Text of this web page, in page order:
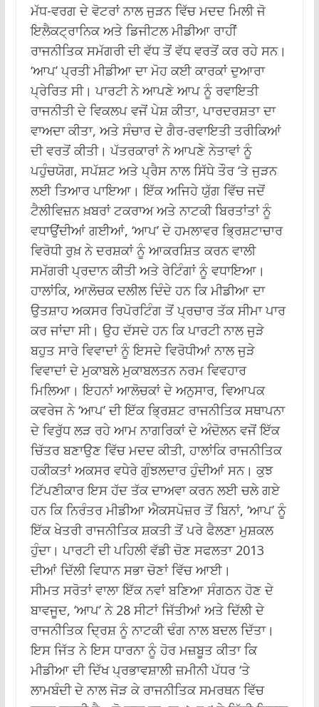
ਮੱਧ-ਵਰਗ ਦੇ ਵੋਟਰਾਂ ਨਾਲ ਜੁੜਨ ਵਿੱਚ ਮਦਦ ਮਿਲੀ ਜੋ
ਇਲੈਕਟ੍ਰਾਨਿਕ ਅਤੇ ਡਿਜੀਟਲ ਮੀਡੀਆ ਰਾਹੀਂ
ਰਾਜਨੀਤਿਕ ਸਮੱਗਰੀ ਦੀ ਵੱਧ ਤੋਂ ਵੱਧ ਵਰਤੋਂ ਕਰ ਰਹੇ ਸਨ।
‘ਆਪ’ ਪ੍ਰਤੀ ਮੀਡੀਆ ਦਾ ਮੋਹ ਕਈ ਕਾਰਕਾਂ ਦੁਆਰਾ
ਪ੍ਰੇਰਿਤ ਸੀ। ਪਾਰਟੀ ਨੇ ਆਪਣੇ ਆਪ ਨੂੰ ਰਵਾਇਤੀ
ਰਾਜਨੀਤੀ ਦੇ ਵਿਕਲਪ ਵਜੋਂ ਪੇਸ਼ ਕੀਤਾ, ਪਾਰਦਰਸ਼ਤਾ ਦਾ
ਵਾਅਦਾ ਕੀਤਾ, ਅਤੇ ਸੰਚਾਰ ਦੇ ਗੈਰ-ਰਵਾਇਤੀ ਤਰੀਕਿਆਂ
ਦੀ ਵਰਤੋਂ ਕੀਤੀ। ਪੱਤਰਕਾਰਾਂ ਨੇ ਆਪਣੇ ਨੇਤਾਵਾਂ ਨੂੰ
ਪਹੁੰਚਯੋਗ, ਸਪੱਸ਼ਟ ਅਤੇ ਪ੍ਰੈਸ ਨਾਲ ਸਿੱਧੇ ਤੌਰ ‘ਤੇ ਜੁੜਨ
ਲਈ ਤਿਆਰ ਪਾਇਆ। ਇੱਕ ਅਜਿਹੇ ਯੁੱਗ ਵਿੱਚ ਜਦੋਂ
ਟੈਲੀਵਿਜ਼ਨ ਖ਼ਬਰਾਂ ਟਕਰਾਅ ਅਤੇ ਨਾਟਕੀ ਬਿਰਤਾਂਤਾਂ ਨੂੰ
ਵਧਾਉਂਦੀਆਂ ਗਈਆਂ, ‘ਆਪ’ ਦੇ ਹਮਲਾਵਰ ਭ੍ਰਿਸ਼ਟਾਚਾਰ
ਵਿਰੋਧੀ ਰੁਖ਼ ਨੇ ਦਰਸ਼ਕਾਂ ਨੂੰ ਆਕਰਸ਼ਿਤ ਕਰਨ ਵਾਲੀ
ਸਮੱਗਰੀ ਪ੍ਰਦਾਨ ਕੀਤੀ ਅਤੇ ਰੇਟਿੰਗਾਂ ਨੂੰ ਵਧਾਇਆ।
ਹਾਲਾਂਕਿ, ਆਲੋਚਕ ਦਲੀਲ ਦਿੰਦੇ ਹਨ ਕਿ ਮੀਡੀਆ ਦਾ
ਉਤਸ਼ਾਹ ਅਕਸਰ ਰਿਪੋਰਟਿੰਗ ਤੋਂ ਪ੍ਰਚਾਰ ਤੱਕ ਸੀਮਾ ਪਾਰ
ਕਰ ਜਾਂਦਾ ਸੀ। ਉਹ ਦੱਸਦੇ ਹਨ ਕਿ ਪਾਰਟੀ ਨਾਲ ਜੁੜੇ
ਬਹੁਤ ਸਾਰੇ ਵਿਵਾਦਾਂ ਨੂੰ ਇਸਦੇ ਵਿਰੋਧੀਆਂ ਨਾਲ ਜੁੜੇ
ਵਿਵਾਦਾਂ ਦੇ ਮੁਕਾਬਲੇ ਮੁਕਾਬਲਤਨ ਨਰਮ ਵਿਵਹਾਰ
ਮਿਲਿਆ। ਇਹਨਾਂ ਆਲੋਚਕਾਂ ਦੇ ਅਨੁਸਾਰ, ਵਿਆਪਕ
ਕਵਰੇਜ ਨੇ ‘ਆਪ’ ਦੀ ਇੱਕ ਭ੍ਰਿਸ਼ਟ ਰਾਜਨੀਤਿਕ ਸਥਾਪਨਾ
ਦੇ ਵਿਰੁੱਧ ਲੜ ਰਹੇ ਆਮ ਨਾਗਰਿਕਾਂ ਦੇ ਅੰਦੋਲਨ ਵਜੋਂ ਇੱਕ
ਚਿੱਤਰ ਬਣਾਉਣ ਵਿੱਚ ਮਦਦ ਕੀਤੀ, ਹਾਲਾਂਕਿ ਰਾਜਨੀਤਿਕ
ਹਕੀਕਤਾਂ ਅਕਸਰ ਵਧੇਰੇ ਗੁੰਝਲਦਾਰ ਹੁੰਦੀਆਂ ਸਨ। ਕੁਝ
ਟਿੱਪਣੀਕਾਰ ਇਸ ਹੱਦ ਤੱਕ ਦਾਅਵਾ ਕਰਨ ਲਈ ਚਲੇ ਗਏ
ਹਨ ਕਿ ਨਿਰੰਤਰ ਮੀਡੀਆ ਐਕਸਪੋਜ਼ਰ ਤੋਂ ਬਿਨਾਂ, ‘ਆਪ’ ਨੂੰ
ਇੱਕ ਖੇਤਰੀ ਰਾਜਨੀਤਿਕ ਸ਼ਕਤੀ ਤੋਂ ਪਰੇ ਫੈਲਣਾ ਮੁਸ਼ਕਲ
ਹੁੰਦਾ। ਪਾਰਟੀ ਦੀ ਪਹਿਲੀ ਵੱਡੀ ਚੋਣ ਸਫਲਤਾ 2013
ਦੀਆਂ ਦਿੱਲੀ ਵਿਧਾਨ ਸਭਾ ਚੋਣਾਂ ਵਿੱਚ ਆਈ।
ਸੀਮਤ ਸਰੋਤਾਂ ਵਾਲਾ ਇੱਕ ਨਵਾਂ ਬਣਿਆ ਸੰਗਠਨ ਹੋਣ ਦੇ
ਬਾਵਜੂਦ, ‘ਆਪ’ ਨੇ 28 ਸੀਟਾਂ ਜਿੱਤੀਆਂ ਅਤੇ ਦਿੱਲੀ ਦੇ
ਰਾਜਨੀਤਿਕ ਦ੍ਰਿਸ਼ ਨੂੰ ਨਾਟਕੀ ਢੰਗ ਨਾਲ ਬਦਲ ਦਿੱਤਾ।
ਇਸ ਜਿੱਤ ਨੇ ਇਸ ਧਾਰਨਾ ਨੂੰ ਹੋਰ ਮਜ਼ਬੂਤ ​​ਕੀਤਾ ਕਿ
ਮੀਡੀਆ ਦੀ ਦਿੱਖ ਪ੍ਰਭਾਵਸ਼ਾਲੀ ਜ਼ਮੀਨੀ ਪੱਧਰ ‘ਤੇ
ਲਾਮਬੰਦੀ ਦੇ ਨਾਲ ਜੋੜ ਕੇ ਰਾਜਨੀਤਿਕ ਸਮਰਥਨ ਵਿੱਚ